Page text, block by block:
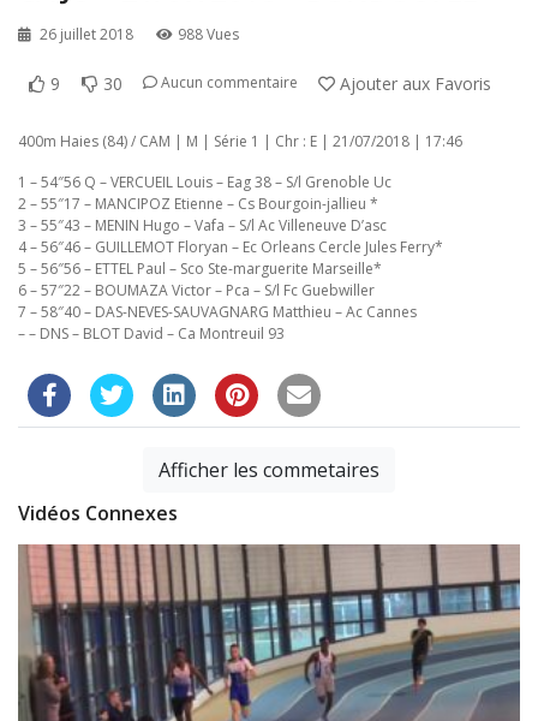
26 juillet 2018 988 Vues
9 30 Aucun commentaire Ajouter aux Favoris
400m Haies (84) / CAM | M | Série 1 | Chr : E | 21/07/2018 | 17:46
1 – 54″56 Q – VERCUEIL Louis – Eag 38 – S/l Grenoble Uc
2 – 55″17 – MANCIPOZ Etienne – Cs Bourgoin-jallieu *
3 – 55″43 – MENIN Hugo – Vafa – S/l Ac Villeneuve D’asc
4 – 56″46 – GUILLEMOT Floryan – Ec Orleans Cercle Jules Ferry*
5 – 56″56 – ETTEL Paul – Sco Ste-marguerite Marseille*
6 – 57″22 – BOUMAZA Victor – Pca – S/l Fc Guebwiller
7 – 58″40 – DAS-NEVES-SAUVAGNARG Matthieu – Ac Cannes
– – DNS – BLOT David – Ca Montreuil 93
Afficher les commetaires
Vidéos Connexes